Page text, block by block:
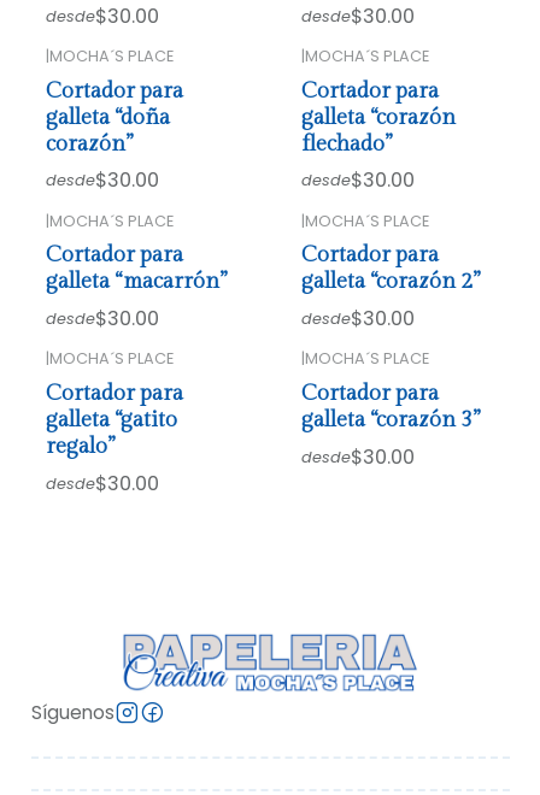
desde$30.00 desde$30.00
|MOCHA´S PLACE
Cortador para
galleta “doña
corazón”
desde$30.00
|MOCHA´S PLACE
Cortador para
galleta “corazón
flechado”
desde$30.00
|MOCHA´S PLACE
Cortador para
galleta “macarrón”
desde$30.00
|MOCHA´S PLACE
Cortador para
galleta “corazón 2”
desde$30.00
|MOCHA´S PLACE
Cortador para
galleta “gatito
regalo”
desde$30.00
|MOCHA´S PLACE
Cortador para
galleta “corazón 3”
desde$30.00
Síguenos